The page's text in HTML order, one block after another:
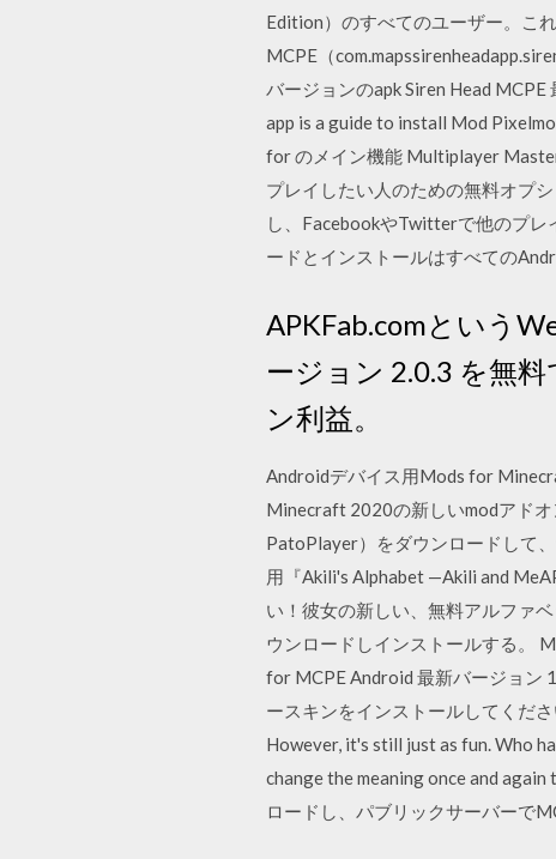
Edition）のすべてのユーザー。こ
MCPE（
バージョンのapk Siren Head
app is a guide to install Mod
for のメイン機能 Multiplayer
プレイしたい人のための無料オプ
し、FacebookやTwitterで他のプ
ードとインストールはすべての
APKFab.comという
ージョン 2.0.3 を無
ン利益。
Androidデバイス用Mods for
Minecraft 2020の新しいmodアド
PatoPlayer）をダウンロードして
用『Akili's Alphabet —Akili and
い！彼女の新しい、無料アルファ
ウンロードしインストールする。
for MCPE Android 最新バージョン
ースキンをインストールしてくだ
However, it's still just as fun. Who
change the meaning once and
ロードし、パブリックサーバーで